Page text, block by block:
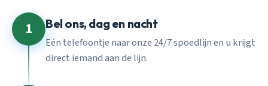
1 Bel ons, dag en nacht
Eén telefoontje naar onze 24/7 spoedlijn en u krijgt
direct iemand aan de lijn.